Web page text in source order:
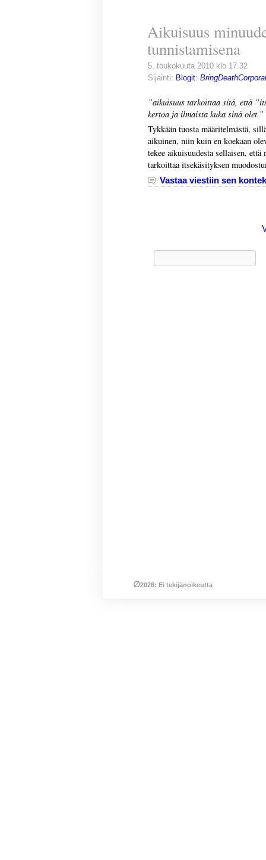
Aikuisuus
tunnistamisena
5. toukokuuta 2010 klo 17.32
Sijainti: Blogit:
”aikuisuus tarkoittaa sitä, että
kertoa ja ilmaista kuka sinä olet.”
Tykkään tuosta määritelmästä,
aikuinen, niin kuin en koekaan
tekee aikuisuudesta sellaisen,
tarkoittaa itsekäsityksen
Vastaa viestiin sen
∅2026: Ei tekijänoikeutta